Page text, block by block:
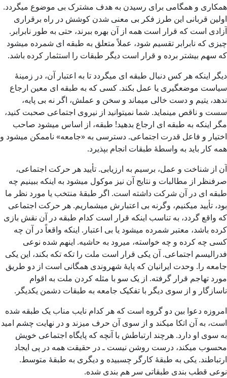
همکاری و همگامی برای رسیدن به هدف مشترک بی موضوع میگردد.
اولین قربانی این طرز فکر بی معنی شدن کوشش در راه برقراری
آزادی است که قرار است همه از آن بهره ببرند، حتی به طور نابرابر.
چیزی که نابرابر تقسیم شود، عملاً متعلق به طبقه ای شمرده میشود
که سهم بیشتر برده و قرار است دیگر طبقات را استثمار کرده باشد.
دیگر اینکه هر کس دنبال طبقه ای میگردد تا به اعتبار آن، در زمینۀ
سیاست موضعگیری یا عمل بکند. کسی که به طبقه ای معین ارجاع
ندهد، یتیم و دست خالی میماند و سخن و عملش، اگر نه بی پایه،
سست و ناقص مینماید. شما نمیتوانید از نیروی اجتماعی صحبت کنید،
مگر اینکه به طبقه ای ارجاع بدهید! طبقه، از اساس میشود صاحب
اختیار و فاعل قدرت اجتماعی. دسترسی به «جامعه» ناممکن میشود و
همه کار باید به واسطۀ طبقات انجام بپذیرد.
آن از شناخت و عمل، برسیم به ارزیابی. تأیید هر حرکت اجتماعی،
صرفنظر از مطالبات و نتایج آن نیز موکول میشود به اینکه ببینیم چه
طبقه ای در آن شرکت داشته است. اگر طبقۀ منتخب یا مورد نظر ما
بود، تأیید میکنیم، وگرنه بی اعتبارش میشماریم. هر حرکت اجتماعی
که واقع گردد، به تناسب اینکه قرار است کدام طبقه در آن نقش بازی
کرده باشد، معتبر شمرده میشود یا بی اعتبار. اینکه واقعاً در آن چه
کسی چه کرده و چه خواسته، میرود به حاشیه. اینهم شده نوعی
فدرالیسم اجتماعی. آن یکی قرار است ملت را تکه تکه بکند، این یکی
جامعه را. وحدت ایرانیان که پایۀ شهروندی همگانی است از دو طریق
مورد تهاجم قرار گرفته. از یک سو با مثله کردن ملت به اقوام
ناسازگار و از سوی دیگر با تفکیک جامعه به طبقات دشمن یکدیگر.
امروزه دعوا بین دو گروه است که هر کدام نایب مناب یک طبقه شده
است، به آن اتکا میکند و از سوی آن حرف میزند و در نهایت چشم امید
به سوی او دارد. هرچند ارتباطش با آنچه که پایگاه اجتماعی خویش
محسوب میکند، درست روشن نیست ـ در حقیقت همه در پی ایجاد
ارتباطند. یکی به طبقۀ کارگر چسبیده و دیگری به طبقۀ متوسط.
نوعی قطب بندی طبقاتی سر هم بندی شده.